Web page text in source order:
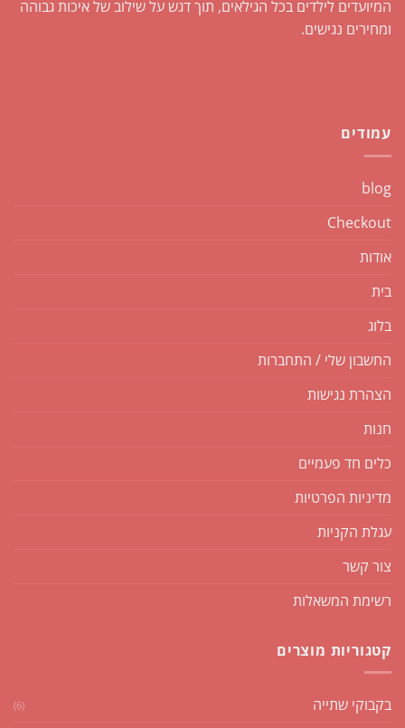
המיועדים לילדים בכל הגילאים, תוך דגש על שילוב של איכות גבוהה
ומחירים נגישים.
עמודים
blog
Checkout
אודות
בית
בלוג
החשבון שלי / התחברות
הצהרת נגישות
חנות
כלים חד פעמיים
מדיניות הפרטיות
עגלת הקניות
צור קשר
רשימת המשאלות
קטגוריות מוצרים
בקבוקי שתייה (6)